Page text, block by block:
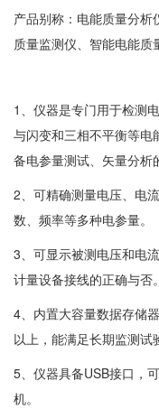
产品别称：电能质量分
质量监测仪、智能电能质
1、仪器是专门用于检测
与闪变和三相不平衡等电
备电参量测试、矢量分析
2、可精确测量电压、电
数、频率等多种电参量。
3、可显示被测电压和电
计量设备接线的正确与否。
4、内置大容量数据存储
以上，能满足长期监测试
5、仪器具备USB接口，
机。